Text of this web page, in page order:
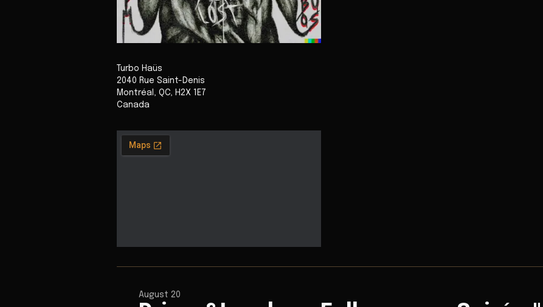
Turbo Haüs
2040 Rue Saint-Denis
Montréal , QC, H2X 1E7
Canada
August 20